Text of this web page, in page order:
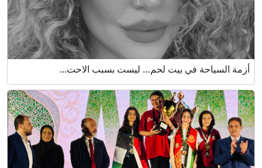
أزمة السياحة في بيت لحم… ليست بسبب الاحت...